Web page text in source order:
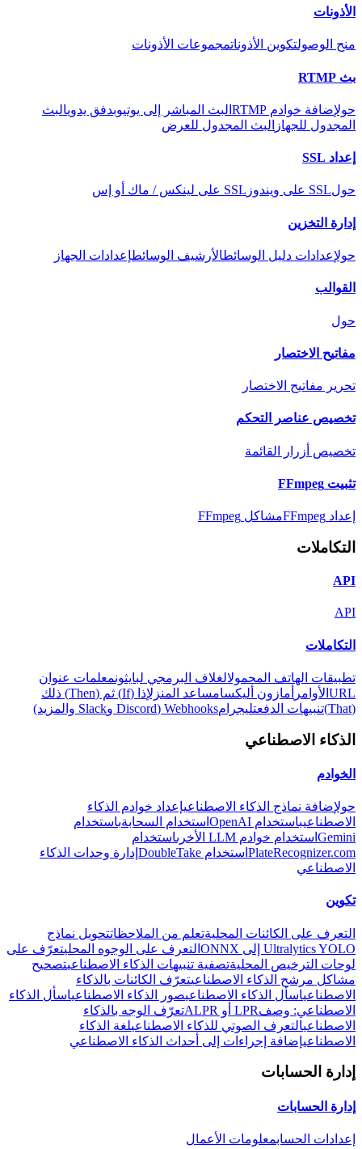
الأذونات
منح الوصولتكوين الأذوناتمجموعات الأذونات
بث RTMP
حولإضافة خوادم RTMP البث المباشر إلى يوتيوبدفق يدويالبث
المجدول للجهاز البث المجدول للعرض
إعداد SSL
حولSSL على ويندوز SSL على لينكس / ماك أو إس
إدارة التخزين
حولإعدادات دليل الوسائطالأرشيف الوسائطإعدادات الجهاز
القوالب
حول
مفاتيح الاختصار
تحرير مفاتيح الاختصار
تخصيص عناصر التحكم
تخصيص أزرار القائمة
تثبيت FFmpeg
إعداد FFmpeg مشاكل FFmpeg
التكاملات
API
API
التكاملات
تطبيقات الهاتف المحمولالغلاف البرمجي لبايثونمعلمات عنوان
URL الأوامر أمازون أليكسامساعد المنزل
إذا (If) ثم (Then) ذلك
(That)
تنبيهات الدفعتليجرامWebhooks (Discord وSlack والمزيد)
الذكاء الاصطناعي
الخوادم
حولإضافة نماذج الذكاء الاصطناعيإعداد خوادم الذكاء
الاصطناعيباستخدام OpenAI استخدام السحابةباستخدام
Gemini استخدام خوادم LLM الأخرى
استخدام
PlateRecognizer.com استخدام DoubleTake
إدارة وحدات الذكاء
الاصطناعي
تكوين
التعرف على الكائنات المحليةتعلم من الملاحظاتتحويل نماذج
Ultralytics YOLO إلى ONNX
التعرف على الوجوه المحليتعرّف على
لوحات الترخيص المحليةتصفية تنبيهات الذكاء الاصطناعيتصحيح
مشاكل مرشح الذكاء الاصطناعيتعرّف الكائنات بالذكاء
الاصطناعياسأل الذكاء الاصطناعيصور الذكاء الاصطناعياسأل الذكاء
الاصطناعي: وصفLPR أو ALPR
تعرّف الوجه بالذكاء
الاصطناعيالتعرف الصوتي للذكاء الاصطناعيلغة الذكاء
الاصطناعيإضافة إجراءات إلى أحداث الذكاء الاصطناعي
إدارة الحسابات
إدارة الحسابات
إعدادات الحسابمعلومات الأعمال